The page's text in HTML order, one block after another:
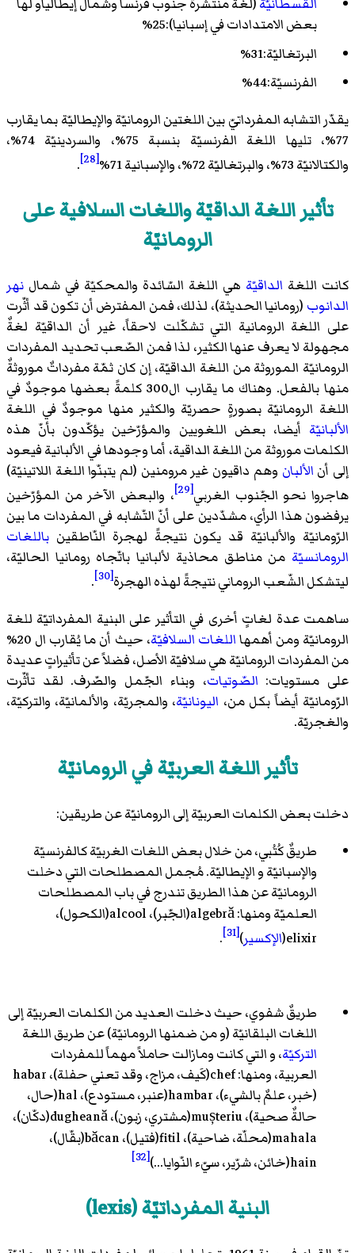
بعض الامتدادات في إسبانيا):25%
البرتغاليّة:31%
الفرنسيّة:44%
يقدّر التشابه المفرداتيّ بين اللغتين الرومانيّة والإيطاليّة بما يقارب
77%، تليها اللغة الفرنسيّة بنسبة 75%، والسردينيّة 74%،
والكتالانيّة 73%، والبرتغاليّة 72%، والإسبانية 71%
[28]
.
تأثير اللغة الداقيّة واللغات السلافية على
الرومانيّة
كانت اللغة الداقيّة هي اللغة السّائدة والمحكيّة في شمال نهر
الدانوب (رومانيا الحديثة)، لذلك، فمن المفترض أن تكون قد أثّرت
على اللغة الرومانية التي تشكّلت لاحقاً، غير أن الداقيّة لغةٌ
مجهولة لا يعرف عنها الكثير، لذا فمن الصّعب تحديد المفردات
الرومانيّة الموروثة من اللغة الداقيّة، إن كان ثمّة مفرداتٌ موروثةٌ
منها بالفعل. وهناك ما يقارب ال300 كلمةً بعضها موجودٌ في
اللغة الرومانيّة بصورةٍ حصريّة والكثير منها موجودٌ في اللغة
الألبانيّة أيضا، بعض اللغويين والمؤرّخين يؤكّدون بأنّ هذه
الكلمات موروثة من اللغة الداقية، أما وجودها في الألبانية فيعود
إلى أن الألبان وهم داقيون غير مرومنين (لم يتبنّوا اللغة اللاتينيّة)
هاجروا نحو الجّنوب الغربي[29]
، والبعض الآخر من المؤرّخين
يرفضون هذا الرأي، مشدّدين على أنّ التّشابه في المفردات ما بين
الرّومانيّة والألبانيّة قد يكون نتيجةً لهجرة النّاطقين باللغات
الرومانسيّة من مناطق محاذية لألبانيا باتّجاه رومانيا الحاليّة،
ليتشكل الشّعب الروماني نتيجةً لهذه الهجرة[30]
.
ساهمت عدة لغاتٍ أخرى في التأثير على البنية المفرداتيّة للغة
الرومانيّة ومن أهمهااللغات السلافيّة
، حيث أن ما يُقارب ال 20%
من المفردات الرومانيّة هي سلافيّة الأصل، فضلاً عن تأثيراتٍ عديدة
على مستويات: الصّوتيات، وبناء الجّمل والصّرف. لقد تأثّرت
الرّومانيّة أيضاً بكل من، اليونانيّة، والمجريّة، والألمانيّة، والتركيّة،
والغجريّة.
تأثير اللغة العربيّة في الرومانيّة
دخلت بعض الكلمات العربيّة إلى الرومانيّة عن طريقين:
طريقٌ كُتُبي، من خلال بعض اللغات الغربيّة كالفرنسيّة
والإسبانيّة و الإيطاليّة. مُجمل المصطلحات التي دخلت
الرومانيّة عن هذا الطريق تندرج في باب المصطلحات
العلميّة ومنها: algebră(الجّبر)، alcool(الكحول)،
elixir( الإكسير)
[31]
.
طريقٌ شفوي، حيث دخلت العديد من الكلمات العربيّة إلى
اللغات البلقانيّة (و من ضمنها الرومانيّة) عن طريق اللغة
التركيّة، و التي كانت ومازالت حاملاً مهماً للمفردات
العربية، ومنها: chef(كَيف، مزاج، وقد تعني حفلة)، habar
(خبر، علمٌ بالشيء)، hambar(عنبر، مستودع)، hal(حال،
حالةٌ صحية)، mușteriu(مشتري، زبون)، dugheană(دكّان)،
mahala(محلّة، ضاحية)، fitil(فتيل)، băcan(بقّال)،
hain(خائن، شرّير، سيّء النّوايا...)
[32]
البنية المفرداتيّة (lexis)